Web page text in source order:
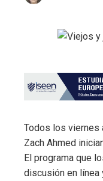
Todos los viernes
Zach Ahmed
El programa que
discusión en